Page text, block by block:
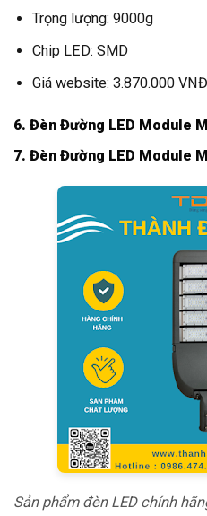
Trọng lượng: 9000g
Chip LED: SMD
Giá website: 3.870.000 VNĐ
6. Đèn Đường LED Module
7. Đèn Đường LED Module
Sản phẩm đèn LED chính